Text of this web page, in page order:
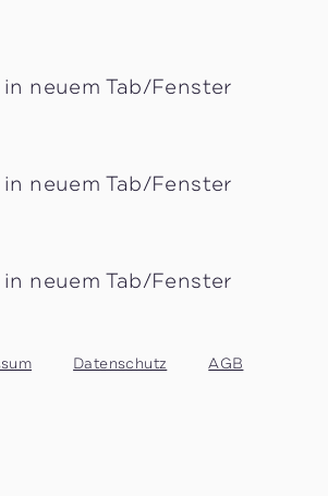
neuem Tab/Fenster
neuem Tab/Fenster
neuem Tab/Fenster
Datenschutz AGB